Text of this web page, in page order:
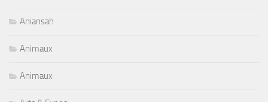
Aniansah
Animaux
Animaux